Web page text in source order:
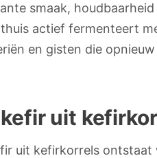
smaak,
actief fermenteert
en gisten die
uit
uit kefirkorrels